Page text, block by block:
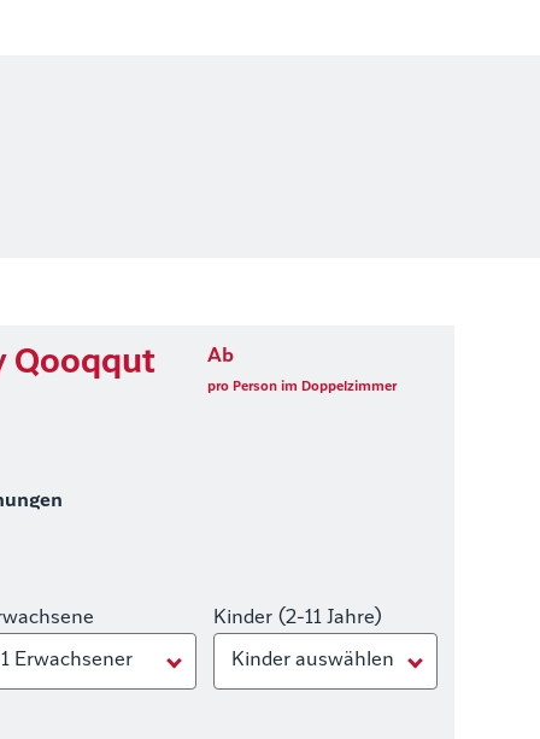
Qooqqut Ab
pro Person im Doppelzimmer
1 Erwachsener
Kinder (2-11 Jahre)
Kinder auswählen